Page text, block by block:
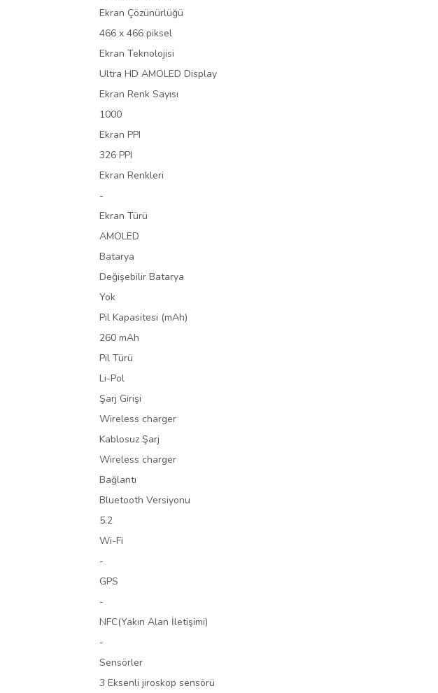
Ekran Çözünürlüğü
466 x 466 piksel
Ekran Teknolojisi
Ultra HD AMOLED Display
Ekran Renk Sayısı
1000
Ekran PPI
326 PPI
Ekran Renkleri
-
Ekran Türü
AMOLED
Batarya
Değişebilir Batarya
Yok
Pil Kapasitesi (mAh)
260 mAh
Pil Türü
Li-Pol
Şarj Girişi
Wireless charger
Kablosuz Şarj
Wireless charger
Bağlantı
Bluetooth Versiyonu
5.2
Wi-Fi
-
GPS
-
NFC(Yakın Alan İletişimi)
-
Sensörler
3 Eksenli jiroskop sensörü